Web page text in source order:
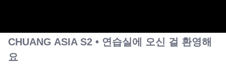
CHUANG ASIA S2 • 연습실에 오신 걸 환영해
요